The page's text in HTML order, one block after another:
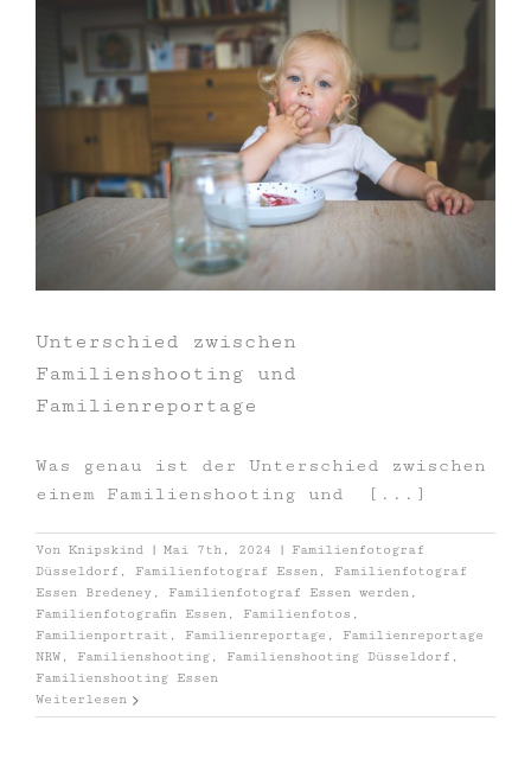
Unterschied zwischen
Familienshooting und
Familienreportage
Was genau ist der Unterschied zwischen
einem Familienshooting und [...]
Von Knipskind | Mai 7th, 2024 |
Familienfotograf
Düsseldorf , Familienfotograf Essen , Familienfotograf
Essen Bredeney , Familienfotograf Essen werden ,
Familienfotografin Essen , Familienfotos ,
Familienportrait , Familienreportage , Familienreportage
NRW , Familienshooting , Familienshooting Düsseldorf ,
Familienshooting Essen
Weiterlesen